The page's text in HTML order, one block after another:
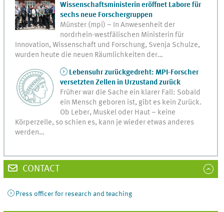
Wissenschaftsministerin eröffnet Labore für
sechs neue Forschergruppen
Münster (mpi) – In Anwesenheit der
nordrhein-westfälischen Ministerin für
Innovation, Wissenschaft und Forschung, Svenja Schulze,
wurden heute die neuen Räumlichkeiten der…
Lebensuhr zurückgedreht: MPI-Forscher
versetzten Zellen in Urzustand zurück
Früher war die Sache ein klarer Fall: Sobald
ein Mensch geboren ist, gibt es kein Zurück.
Ob Leber, Muskel oder Haut – keine
Körperzelle, so schien es, kann je wieder etwas anderes
werden…
CONTACT
Press officer for research and teaching